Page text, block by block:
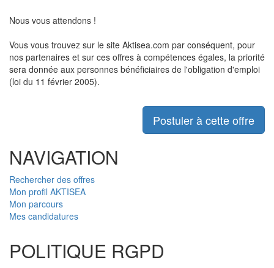
Nous vous attendons !
Vous vous trouvez sur le site Aktisea.com par conséquent, pour
nos partenaires et sur ces offres à compétences égales, la priorité
sera donnée aux personnes bénéficiaires de l'obligation d'emploi
(loi du 11 février 2005).
Postuler à cette offre
NAVIGATION
Rechercher des offres
Mon profil AKTISEA
Mon parcours
Mes candidatures
POLITIQUE RGPD